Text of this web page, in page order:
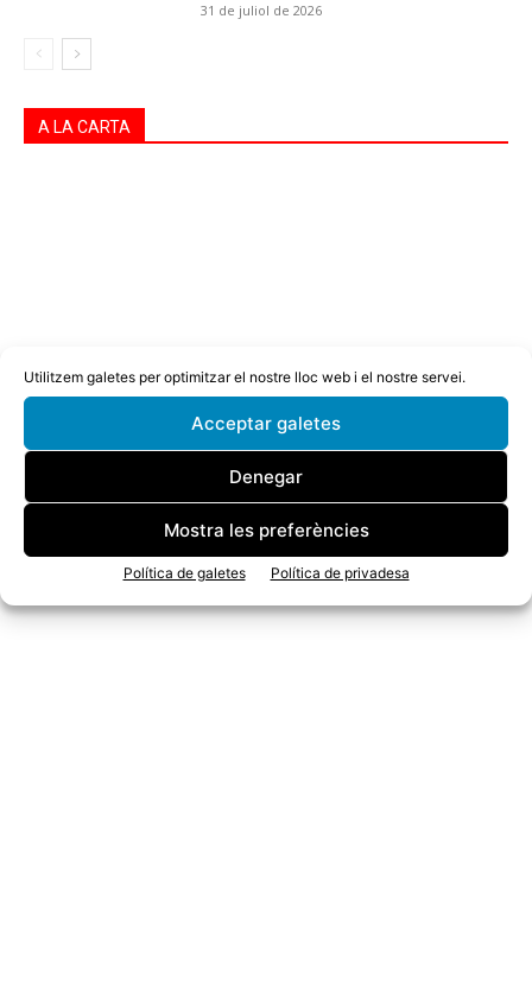
Utilitzem galetes per optimitzar el nostre lloc web i el nostre servei.
Acceptar galetes
Denegar
Mostra les preferències
Política de galetes Política de privadesa
31 de juliol de 2026
A LA CARTA